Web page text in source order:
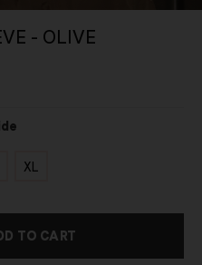
- OLIVE
XL
TO CART